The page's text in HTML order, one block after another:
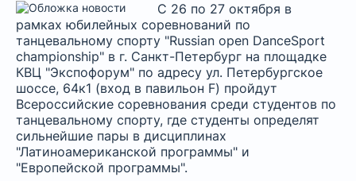
С 26 по 27 октября в
рамках юбилейных соревнований по
танцевальному спорту "Russian open DanceSport
championship" в г. Санкт-Петербург на площадке
КВЦ "Экспофорум" по адресу ул. Петербургское
шоссе, 64к1 (вход в павильон F) пройдут
Всероссийские соревнования среди студентов по
танцевальному спорту, где студенты определят
сильнейшие пары в дисциплинах
"Латиноамериканской программы" и
"Европейской программы".